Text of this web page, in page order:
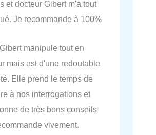
et docteur Gibert m'a tout
Je recommande à 100%
manipule tout en
mais est d'une redoutable
Elle prend le temps de
à nos interrogations et
de très bons conseils
vivement.